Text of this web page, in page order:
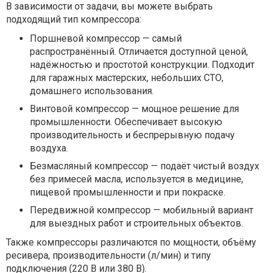
В зависимости от задачи, вы можете выбрать
подходящий тип компрессора:
Поршневой компрессор — самый
распространённый. Отличается доступной ценой,
надёжностью и простотой конструкции. Подходит
для гаражных мастерских, небольших СТО,
домашнего использования.
Винтовой компрессор — мощное решение для
промышленности. Обеспечивает высокую
производительность и беспрерывную подачу
воздуха.
Безмасляный компрессор — подаёт чистый воздух
без примесей масла, используется в медицине,
пищевой промышленности и при покраске.
Передвижной компрессор — мобильный вариант
для выездных работ и строительных объектов.
Также компрессоры различаются по мощности, объёму
ресивера, производительности (л/мин) и типу
подключения (220 В или 380 В).